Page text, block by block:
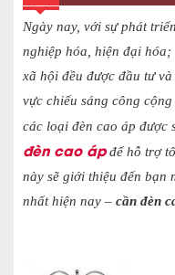
Ngày nay, với sự phát
nghiệp hóa, hiện đại
xã hội đều được đầu tư
vực chiếu sáng công
các loại đèn cao áp được
đèn cao ápđể hỗ trợ
này sẽ giới thiệu đến bạn
nhất hiện nay – cần đèn